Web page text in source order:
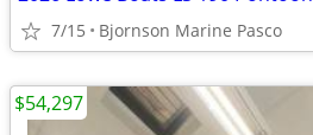
7/15 Bjornson Marine Pasco
$54,297